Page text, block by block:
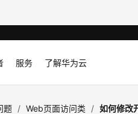
服务 了解华为云
题 / Web页面访问类 / 如何修改